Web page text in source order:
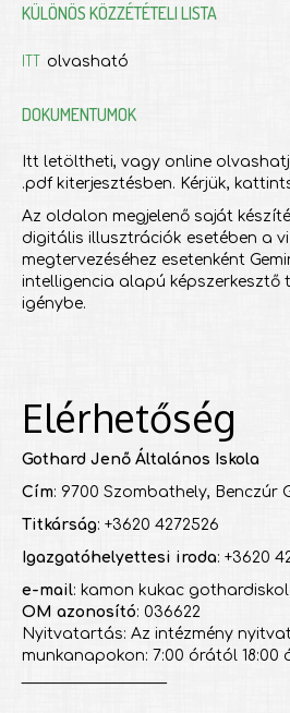
KÜLÖNÖS KÖZZÉTÉTELI LISTA
ITT olvasható
DOKUMENTUMOK
Itt letöltheti, vagy online
.pdf kiterjesztésben. Kérjük,
Az oldalon megjelenő saját
digitális illusztrációk esetében a
megtervezéséhez esetenként
intelligencia alapú
igénybe.
Elérhetőség
Gothard Jenő Általános Iskola
Cím: 9700 Szombathely, Benczúr
Titkárság: +3620 4272526
Igazgatóhelyettesi iroda: +3620
e-mail: kamon kukac
OM azonosító: 036622
Nyitvatartás: Az intézmény
munkanapokon: 7:00 órától 18:00